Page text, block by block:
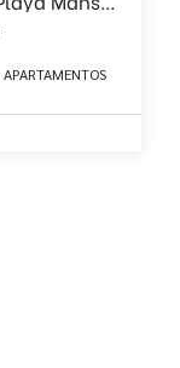
APARTAMENTOS